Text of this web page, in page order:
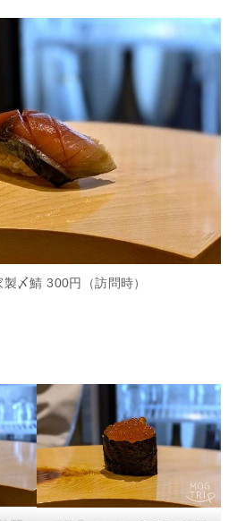
〆鯖 300円（訪問時）